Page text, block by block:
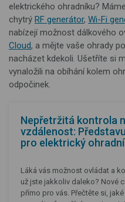
elektrického ohradníku?
chytrý RF generátor, Wi-Fi
nabízejí možnost dálkového
Cloud, a mějte vaše ohrady
nacházet kdekoli. Ušetříte si
vynaložili na obíhání kolem
odpočinek.
Nepřetržitá kontrola
vzdálenost:
pro elektrický
Láká vás možnost ovládat a
už jste jakkoliv daleko? Nové
přímo pro vás. Přečtěte si,